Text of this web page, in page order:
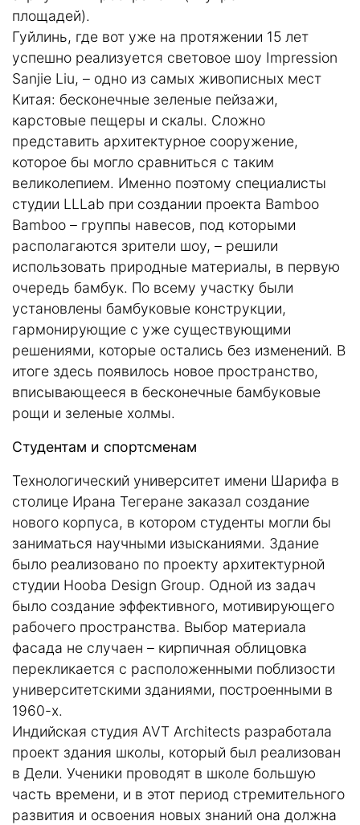
площадей).
Гуйлинь, где вот уже на протяжении 15 лет
успешно реализуется световое шоу Impression
Sanjie Liu, – одно из самых живописных мест
Китая: бесконечные зеленые пейзажи,
карстовые пещеры и скалы. Сложно
представить архитектурное сооружение,
которое бы могло сравниться с таким
великолепием. Именно поэтому специалисты
студии LLLab при создании проекта Bamboo
Bamboo – группы навесов, под которыми
располагаются зрители шоу, – решили
использовать природные материалы, в первую
очередь бамбук. По всему участку были
установлены бамбуковые конструкции,
гармонирующие с уже существующими
решениями, которые остались без изменений. В
итоге здесь появилось новое пространство,
вписывающееся в бесконечные бамбуковые
рощи и зеленые холмы.
Студентам и спортсменам
Технологический университет имени Шарифа в
столице Ирана Тегеране заказал создание
нового корпуса, в котором студенты могли бы
заниматься научными изысканиями. Здание
было реализовано по проекту архитектурной
студии Hooba Design Group. Одной из задач
было создание эффективного, мотивирующего
рабочего пространства. Выбор материала
фасада не случаен – кирпичная облицовка
перекликается с расположенными поблизости
университетскими зданиями, построенными в
1960-х.
Индийская студия AVT Architects разработала
проект здания школы, который был реализован
в Дели. Ученики проводят в школе большую
часть времени, и в этот период стремительного
развития и освоения новых знаний она должна